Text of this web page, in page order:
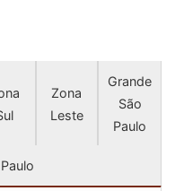
Zona
Leste
Grande
São
Paulo